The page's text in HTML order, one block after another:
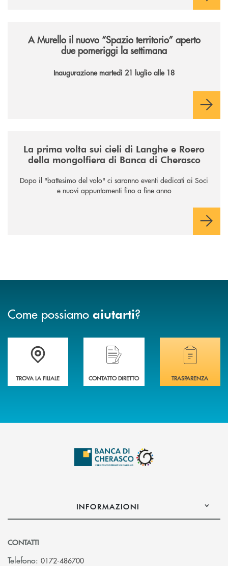
A Murello il nuovo “Spazio territorio” aperto
due pomeriggi la settimana
Inaugurazione martedì 21 luglio alle 18
La prima volta sui cieli di Langhe e Roero
della mongolfiera di Banca di Cherasco
Dopo il "battesimo del volo" ci saranno eventi dedicati ai Soci
e nuovi appuntamenti fino a fine anno
Come possiamo aiutarti?
Accedi all' elenco completo delle filiali .
TROVA LA FILIALE
Hai bisogno di assistenza immediata?
CONTATTO DIRETTO
Hai bisogno di
TRASPARENZA
INFORMAZIONI
CONTATTI
Telefono: 0172-486700